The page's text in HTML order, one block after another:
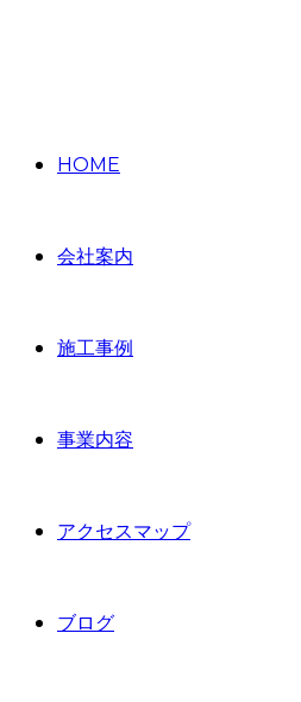
HOME
会社案内
施工事例
事業内容
アクセスマップ
ブログ